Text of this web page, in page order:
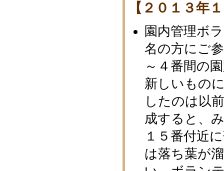
【２０１３年
園内管理ボ
名の方にご
～４番間の
新しいもの
したのは以
成すると、
１５番付近
は落ち葉が